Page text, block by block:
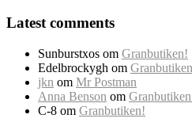
Latest comments
Sunburstxos om Granbutiken!
Edelbrockygh om
jkn om Mr Postman
Anna Benson om
C-8 om Granbutiken!